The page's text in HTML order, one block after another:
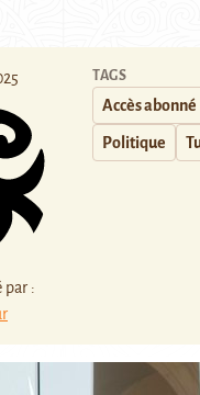
par :
TAGS
Accès abonné
Politique